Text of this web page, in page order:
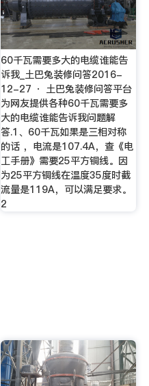
60千瓦需要多大的电缆谁能告
诉我_土巴兔装修问答2016-
12-27 · 土巴兔装修问答平台
为网友提供各种60千瓦需要多
大的电缆谁能告诉我问题解
答.1、60千瓦如果是三相对称
的话 ，电流是107.4A，查《电
工手册》需要25平方铜线。因
为25平方铜线在温度35度时截
流量是119A，可以满足要求。
2